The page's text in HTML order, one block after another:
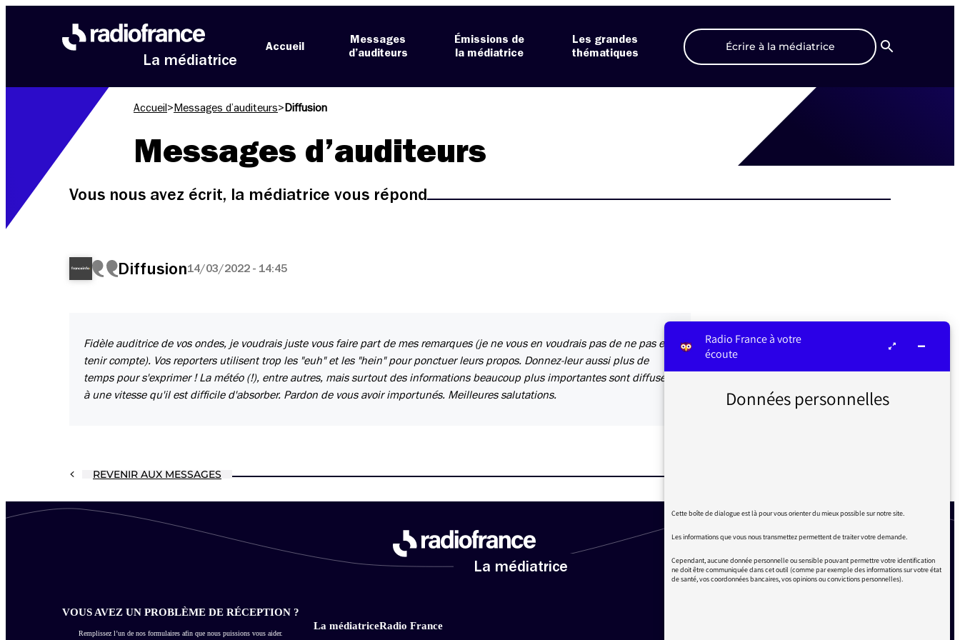
La médiatrice
Accueil
Messages
d’auditeurs
Émissions de
la médiatrice
Les grandes
thématiques
Écrire à la médiatrice
Recherche
Accueil > Messages d’auditeurs> Diffusion
Messages d’auditeurs
Vous nous avez écrit, la médiatrice vous répond
Diffusion14/03/2022 - 14:45
Fidèle auditrice de vos ondes, je voudrais juste vous faire part de mes remarques (je ne vous en voudrais pas de ne pas en
tenir compte). Vos reporters utilisent trop les "euh" et les "hein" pour ponctuer leurs propos. Donnez-leur aussi plus de
temps pour s'exprimer ! La météo (!), entre autres, mais surtout des informations beaucoup plus importantes sont diffusées
à une vitesse qu'il est difficile d'absorber. Pardon de vous avoir importunés. Meilleures salutations.
REVENIR AUX MESSAGES
La médiatrice
VOUS AVEZ UN PROBLÈME DE RÉCEPTION ?
Remplissez l’un de nos formulaires afin que nous puissions vous aider.
La médiatriceRadio France
Radio France à votre
écoute
Données personnelles
Cette boîte de dialogue est là pour vous orienter du mieux possible sur notre site.
Les informations que vous nous transmettez permettent de traiter votre demande.
Cependant, aucune donnée personnelle ou sensible pouvant permettre votre identification
ne doit être communiquée dans cet outil (comme par exemple des informations sur votre état
de santé, vos coordonnées bancaires, vos opinions ou convictions personnelles).